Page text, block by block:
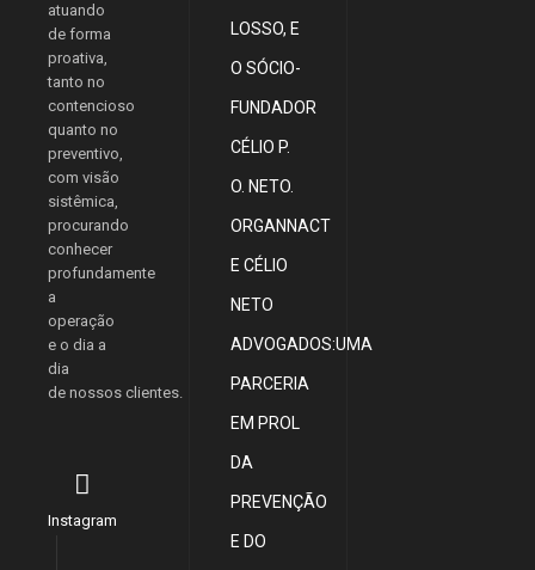
atuando
de forma
proativa,
tanto no
contencioso
quanto no
preventivo,
com visão
sistêmica,
procurando
conhecer
profundamente
a
operação
e o dia a
dia
de nossos clientes.
Instagram
LOSSO, E
O SÓCIO-
FUNDADOR
CÉLIO P.
O. NETO.
ORGANNACT
E CÉLIO
NETO
ADVOGADOS:UMA
PARCERIA
EM PROL
DA
PREVENÇÃO
E DO